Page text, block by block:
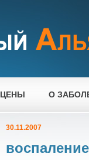
ЦЕНЫ О
30.11.2007